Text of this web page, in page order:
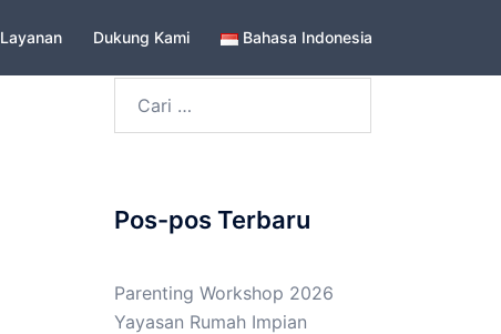
Layanan Dukung Kami Bahasa Indonesia
untuk:
Pos-pos Terbaru
Parenting Workshop 2026
Yayasan Rumah Impian